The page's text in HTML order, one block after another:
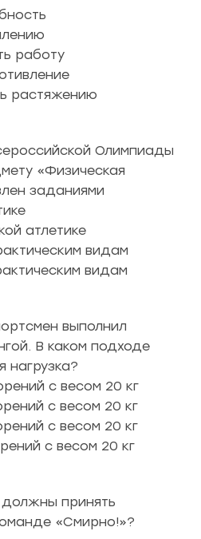
работу
растяжению
Олимпиады
«Физическая
заданиями
атлетике
видам
видам
выполнил
В каком подходе
нагрузка?
с весом 20 кг
с весом 20 кг
с весом 20 кг
с весом 20 кг
принять
«Смирно!»?